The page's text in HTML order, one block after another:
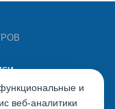
000
и
веб-аналитики